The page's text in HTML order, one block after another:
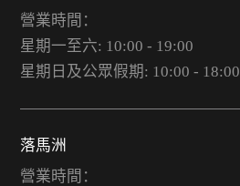
營業時間：
星期一至六: 10:00 - 19:00
星期日及公眾假期: 10:00 - 18:00
落馬洲
營業時間：